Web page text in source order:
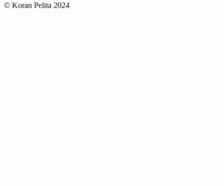
© Koran Pelita 2024